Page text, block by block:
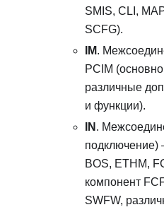
SMIS, CLI,
SCFG).
IM.
PCIM
различные
и функции).
IN .
подключение)
BOS, ETHM,
компонент
SWFW,